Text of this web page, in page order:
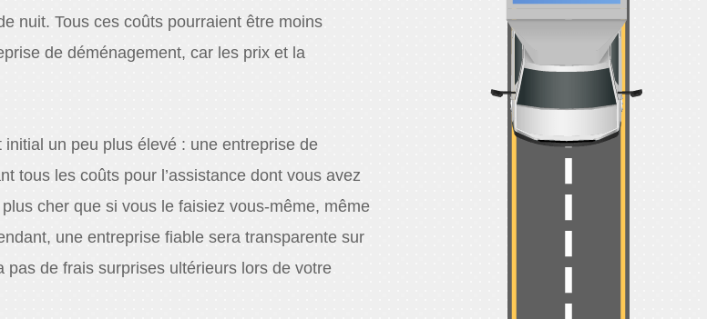
nuit. Tous ces coûts pourraient être moins
de déménagement, car les prix et la
initial un peu plus élevé : une entreprise de
tous les coûts pour l’assistance dont vous avez
cher que si vous le faisiez vous-même, même
une entreprise fiable sera transparente sur
pas de frais surprises ultérieurs lors de votre